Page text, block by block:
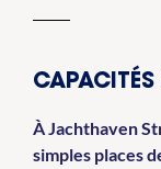
CAPACITÉS
À Jachthaven
simples places